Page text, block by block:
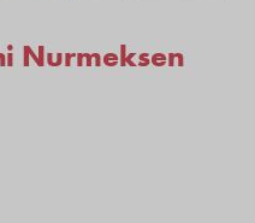
Nurmeksen